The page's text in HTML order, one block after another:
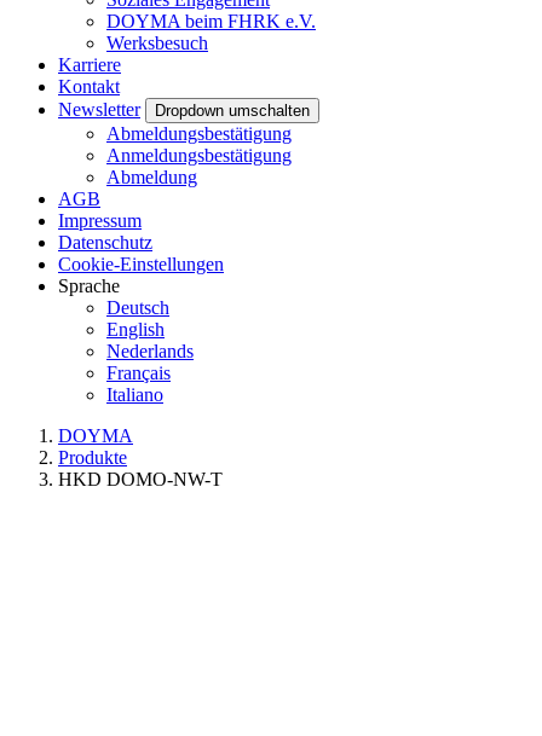
DOYMA beim FHRK e.V.
Werksbesuch
Karriere
Kontakt
Newsletter
Dropdown umschalten
Abmeldungsbestätigung
Anmeldungsbestätigung
Abmeldung
AGB
Impressum
Datenschutz
Cookie-Einstellungen
Sprache
Deutsch
English
Nederlands
Français
Italiano
DOYMA
Produkte
HKD DOMO-NW-T